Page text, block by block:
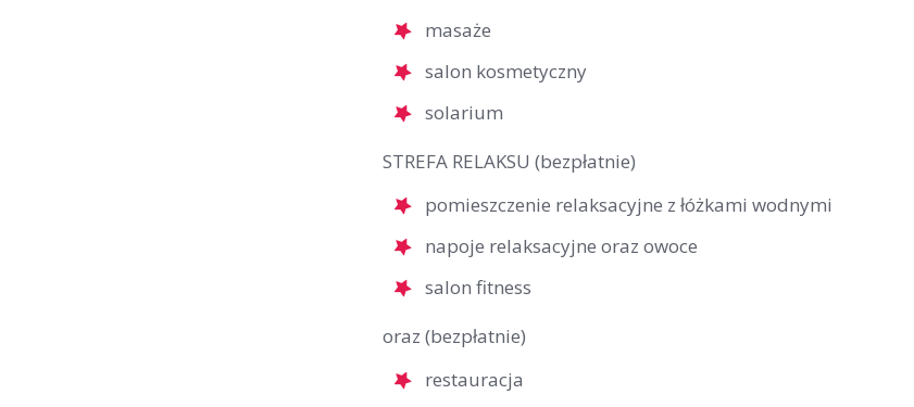
masaże
salon kosmetyczny
solarium
STREFA RELAKSU (bezpłatnie)
pomieszczenie relaksacyjne z łóżkami wodnymi
napoje relaksacyjne oraz owoce
salon fitness
oraz (bezpłatnie)
restauracja